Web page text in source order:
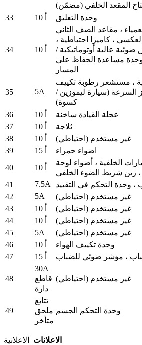
المقعد الخلفي (مضمّن)
33
وحدة التعليق
34
، مقاعد الصف الثاني
، كاميرا احتياطية ،
عالية أوتوماتيكية /
وحدة مساعدة الحفاظ على
المسار
35 5A
، مستشعر رطوبة تكييف
السرعة (سيارة ليموزين /
كسوة)
36
عجلة القيادة ساخنة
37
ثلاجة
38
غير مستخدم (احتياطي)
39
اضواء حمراء
40
الخلفية ، أضواء لوحة
، زين شريط الضوء الخلفي
41
7.5A
وحدة التحكم في التقييد
42
5A
غير مستخدم (احتياطي)
43
غير مستخدم (احتياطي)
44
غير مستخدم (احتياطي)
45
5A
غير مستخدم (احتياطي)
46
وحدة تكييف الهواء
47
، مؤشر ضوئي للضباب
48
30A
قاطع
دارة
غير مستخدم (احتياطي)
49
تتابع
ملحق
متأخر
وحدة التحكم الجسم
الاعلانات الاعلانية